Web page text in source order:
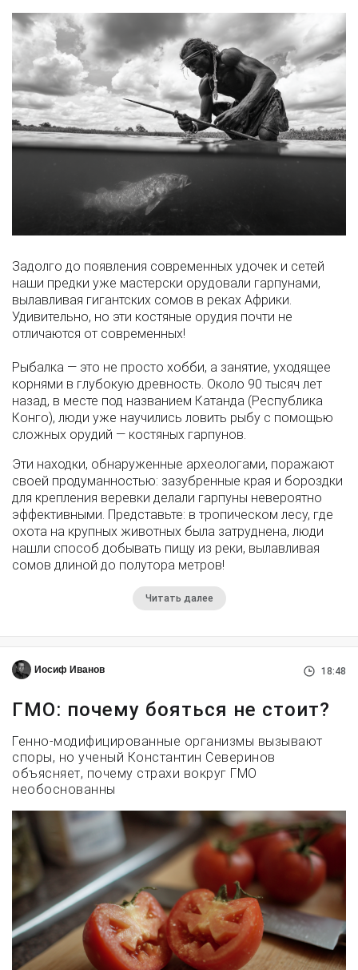
Задолго до появления современных удочек и сетей
наши предки уже мастерски орудовали гарпунами,
вылавливая гигантских сомов в реках Африки.
Удивительно, но эти костяные орудия почти не
отличаются от современных!
Рыбалка — это не просто хобби, а занятие, уходящее
корнями в глубокую древность. Около 90 тысяч лет
назад, в месте под названием Катанда (Республика
Конго), люди уже научились ловить рыбу с помощью
сложных орудий — костяных гарпунов.
Эти находки, обнаруженные археологами, поражают
своей продуманностью: зазубренные края и бороздки
для крепления веревки делали гарпуны невероятно
эффективными. Представьте: в тропическом лесу, где
охота на крупных животных была затруднена, люди
нашли способ добывать пищу из реки, вылавливая
сомов длиной до полутора метров!
Читать далее
Иосиф Иванов 18:48
ГМО: почему бояться не стоит?
Генно-модифицированные организмы вызывают
споры, но ученый Константин Северинов
объясняет, почему страхи вокруг ГМО
необоснованны